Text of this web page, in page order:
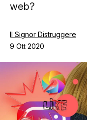
Chi siamo
Contatti
web?
Il Signor Distruggere
9 Ott 2020